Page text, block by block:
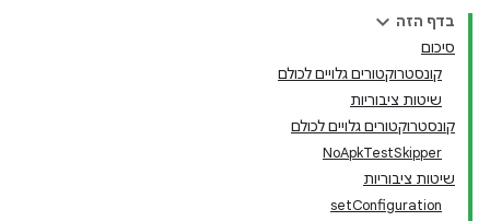
בדף הזה
סיכום
קונסטרוקטורים גלויים לכולם
שיטות ציבוריות
קונסטרוקטורים גלויים לכולם
NoApkTestSkipper
שיטות ציבוריות
setConfiguration